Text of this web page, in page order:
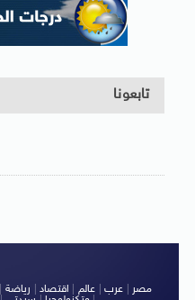
تابعونا
مصر عرب عالم اقتصاد رياضة